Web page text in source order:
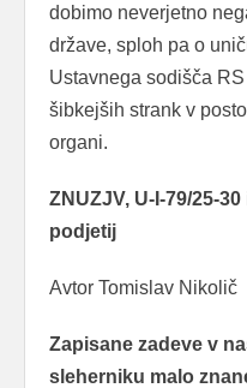
dobimo neverjetno
države, sploh pa o
Ustavnega sodišča
šibkejših strank v
organi.
ZNUZJV, U-I-79/25-
podjetij
Avtor Tomislav Nikolič
Zapisane zadeve v
sleherniku malo